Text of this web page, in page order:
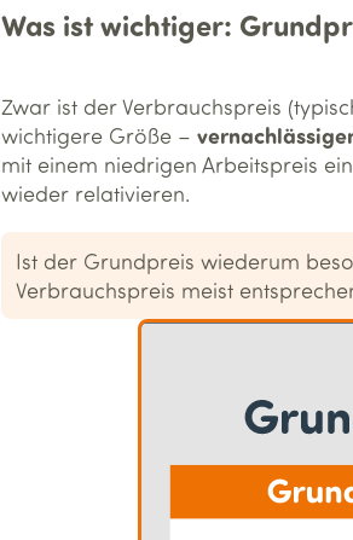
Was ist wichtiger:
Zwar ist der Verbrauchspreis
wichtigere Größe –
mit einem niedrigen Arbeitspreis
wieder relativieren.
Ist der Grundpreis wiederum
Verbrauchspreis meist